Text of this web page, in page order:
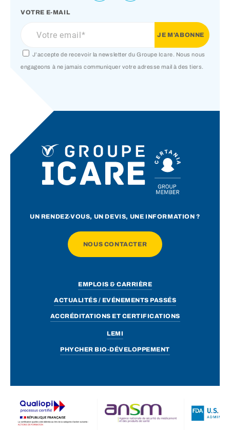
VOTRE E-MAIL
J’accepte de recevoir la newsletter du Groupe Icare. Nous nous
engageons à ne jamais communiquer votre adresse mail à des tiers.
UN RENDEZ-VOUS, UN DEVIS, UNE INFORMATION ?
NOUS CONTACTER
EMPLOIS & CARRIÈRE
ACTUALITÉS / EVÉNEMENTS PASSÉS
ACCRÉDITATIONS ET CERTIFICATIONS
LEMI
PHYCHER BIO-DÉVELOPPEMENT